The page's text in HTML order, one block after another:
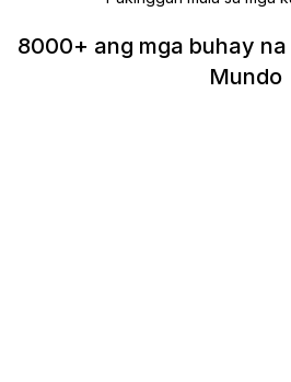
8000+ ang mga buhay
Mundo